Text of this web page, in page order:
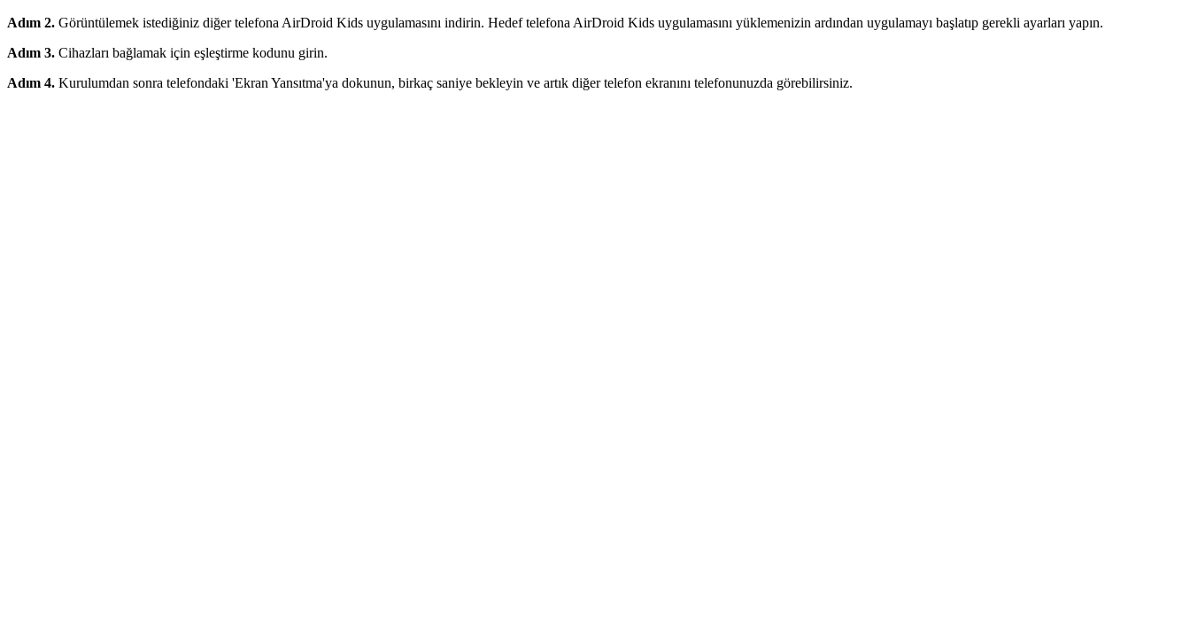
Adım 2. Görüntülemek istediğiniz diğer telefona AirDroid Kids uygulamasını indirin. Hedef telefona AirDroid Kids uygulamasını yüklemenizin ardından uygulamayı başlatıp gerekli ayarları yapın.
Adım 3. Cihazları bağlamak için eşleştirme kodunu girin.
Adım 4. Kurulumdan sonra telefondaki 'Ekran Yansıtma'ya dokunun, birkaç saniye bekleyin ve artık diğer telefon ekranını telefonunuzda görebilirsiniz.